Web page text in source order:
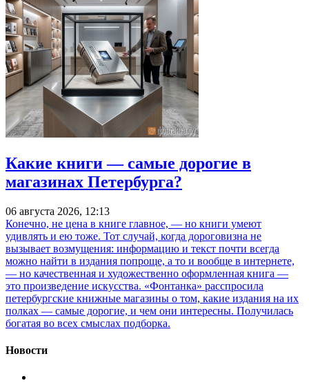
Какие книги — самые дорогие в
магазинах Петербурга?
06 августа 2026, 12:13
Конечно, не цена в книге главное, — но книги умеют
удивлять и ею тоже. Тот случай, когда дороговизна не
вызывает возмущения: информацию и текст почти всегда
можно найти в издания попроще, а то и вообще в интернете,
— но качественная и художественно оформленная книга —
это произведение искусства. «Фонтанка» расспросила
петербургские книжные магазины о том, какие издания на их
полках — самые дорогие, и чем они интересны. Получилась
богатая во всех смыслах подборка.
Новости